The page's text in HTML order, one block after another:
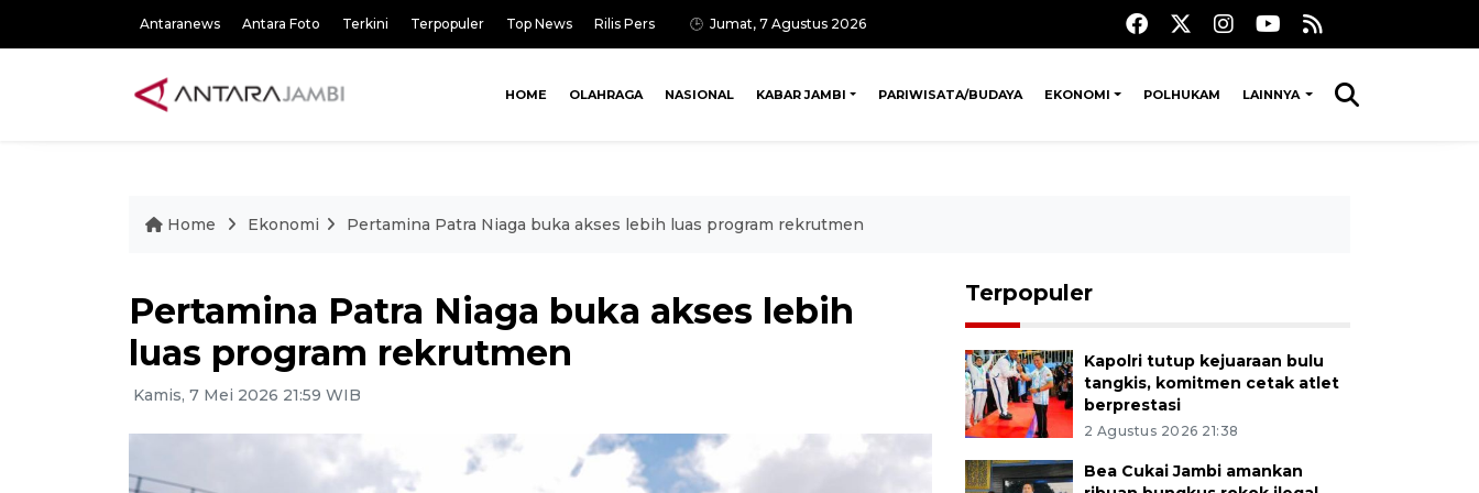
Antaranews Antara Foto Terkini Terpopuler Top News Rilis Pers Jumat, 7 Agustus 2026
HOME OLAHRAGA NASIONAL KABAR JAMBI PARIWISATA/BUDAYA EKONOMI POLHUKAM LAINNYA
Home Ekonomi Pertamina Patra Niaga buka akses lebih luas program rekrutmen
Pertamina Patra Niaga buka akses lebih
luas program rekrutmen
Kamis, 7 Mei 2026 21:59 WIB
Terpopuler
Kapolri tutup kejuaraan bulu
tangkis, komitmen cetak atlet
berprestasi
2 Agustus 2026 21:38
Bea Cukai Jambi amankan